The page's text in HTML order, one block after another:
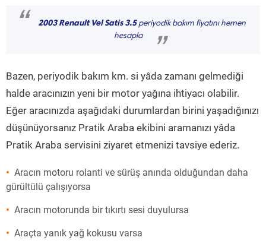
“ 2003 Renault Vel Satis 3.5periyodik bakım fiyatını hemen
hesapla
”
Bazen, periyodik bakım km. si yâda zamanı gelmediği
halde aracınızın yeni bir motor yağına ihtiyacı olabilir.
Eğer aracınızda aşağıdaki durumlardan birini yaşadığınızı
düşünüyorsanız Pratik Araba ekibini aramanızı yâda
Pratik Araba servisini ziyaret etmenizi tavsiye ederiz.
Aracın motoru rolanti ve sürüş anında olduğundan daha
gürültülü çalışıyorsa
Aracın motorunda bir tıkırtı sesi duyulursa
Araçta yanık yağ kokusu varsa